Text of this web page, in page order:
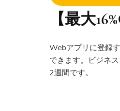
【最大
Webアプリに登録
できます。ビジネ
2週間です。